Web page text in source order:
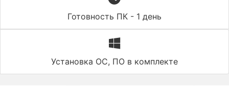
Готовность ПК - 1 день
Установка ОС, ПО в комплекте